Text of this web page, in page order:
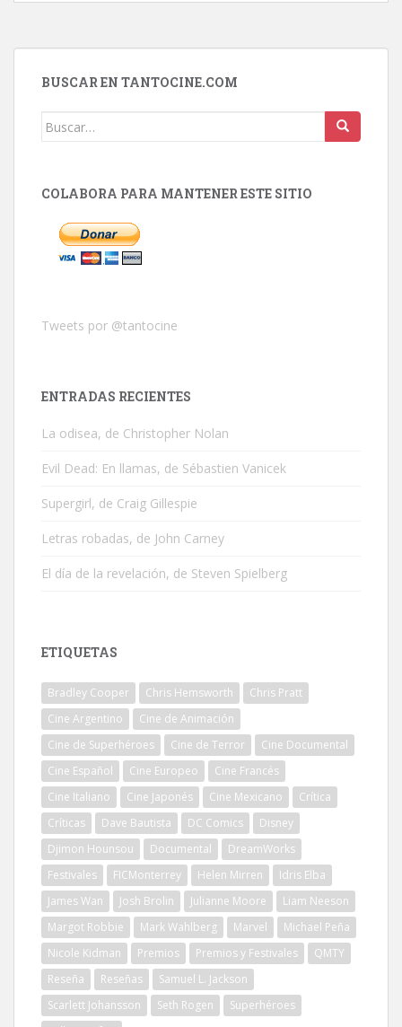
BUSCAR EN TANTOCINE.COM
Buscar:
COLABORA PARA MANTENER ESTE SITIO
Tweets por @tantocine
ENTRADAS RECIENTES
La odisea, de Christopher Nolan
Evil Dead: En llamas, de Sébastien Vanicek
Supergirl, de Craig Gillespie
Letras robadas, de John Carney
El día de la revelación, de Steven Spielberg
ETIQUETAS
Bradley Cooper Chris Hemsworth
Chris Pratt
Cine Argentino
Cine de Animación
Cine de Superhéroes
Cine de Terror
Cine Documental
Cine Español
Cine Europeo
Cine Francés
Cine Italiano
Cine Japonés Cine Mexicano
Crítica
Críticas
Dave Bautista DC Comics
Disney
Djimon Hounsou
Documental
DreamWorks
Festivales
FICMonterrey Helen Mirren
Idris Elba
James Wan
Josh Brolin Julianne Moore
Liam Neeson
Margot Robbie
Mark Wahlberg Marvel
Michael Peña
Nicole Kidman
Premios Premios y Festivales
QMTY
Reseña
Reseñas
Samuel L. Jackson
Scarlett Johansson
Seth Rogen
Superhéroes